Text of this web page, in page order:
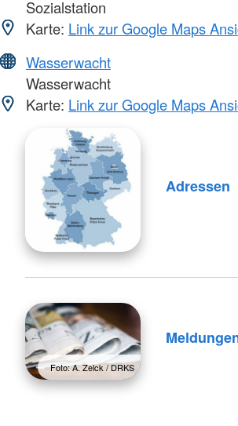
Sozialstation
Karte: Link zur Google Maps
Wasserwacht
Wasserwacht
Karte: Link zur Google Maps
Adressen
Foto: A. Zelck / DRKS